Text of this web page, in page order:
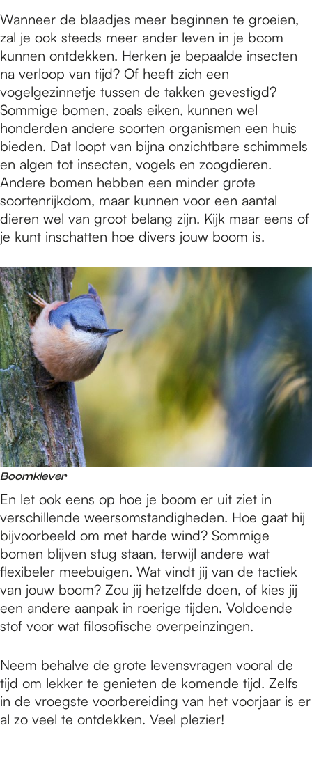
Wanneer de blaadjes meer beginnen te groeien,
zal je ook steeds meer ander leven in je boom
kunnen ontdekken. Herken je bepaalde insecten
na verloop van tijd? Of heeft zich een
vogelgezinnetje tussen de takken gevestigd?
Sommige bomen, zoals eiken, kunnen wel
honderden andere soorten organismen een huis
bieden. Dat loopt van bijna onzichtbare schimmels
en algen tot insecten, vogels en zoogdieren.
Andere bomen hebben een minder grote
soortenrijkdom, maar kunnen voor een aantal
dieren wel van groot belang zijn. Kijk maar eens of
je kunt inschatten hoe divers jouw boom is.
Boomklever
En let ook eens op hoe je boom er uit ziet in
verschillende weersomstandigheden. Hoe gaat hij
bijvoorbeeld om met harde wind? Sommige
bomen blijven stug staan, terwijl andere wat
flexibeler meebuigen. Wat vindt jij van de tactiek
van jouw boom? Zou jij hetzelfde doen, of kies jij
een andere aanpak in roerige tijden. Voldoende
stof voor wat filosofische overpeinzingen.
Neem behalve de grote levensvragen vooral de
tijd om lekker te genieten de komende tijd. Zelfs
in de vroegste voorbereiding van het voorjaar is er
al zo veel te ontdekken. Veel plezier!